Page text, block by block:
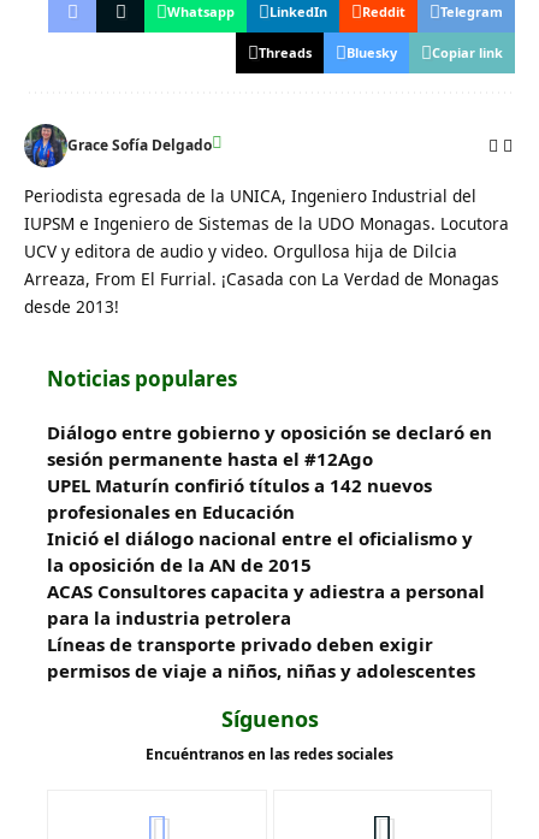
Whatsapp LinkedIn Reddit Telegram
Threads Bluesky Copiar link
Grace Sofía Delgado
Periodista egresada de la UNICA, Ingeniero Industrial del
IUPSM e Ingeniero de Sistemas de la UDO Monagas. Locutora
UCV y editora de audio y video. Orgullosa hija de Dilcia
Arreaza, From El Furrial. ¡Casada con La Verdad de Monagas
desde 2013!
Noticias populares
Diálogo entre gobierno y oposición se declaró en
sesión permanente hasta el #12Ago
UPEL Maturín confirió títulos a 142 nuevos
profesionales en Educación
Inició el diálogo nacional entre el oficialismo y
la oposición de la AN de 2015
ACAS Consultores capacita y adiestra a personal
para la industria petrolera
Líneas de transporte privado deben exigir
permisos de viaje a niños, niñas y adolescentes
Síguenos
Encuéntranos en las redes sociales